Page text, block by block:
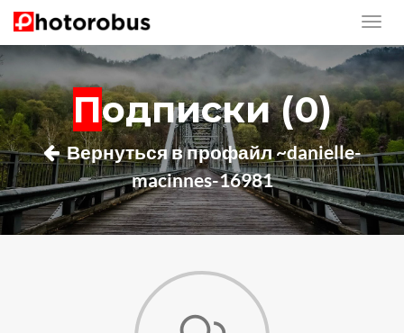
Подписки (0)
Вернуться в профайл ~danielle-
macinnes-16981